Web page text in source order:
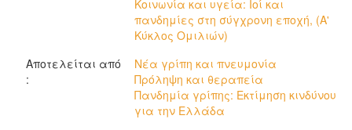
Κοινωνία και υγεία: Ioί και
πανδημίες στη σύγχρονη εποχή, (Α'
Κύκλος Ομιλιών)
Αποτελείται από
:
Νέα γρίπη και πνευμονία
Πρόληψη και θεραπεία
Πανδημία γρίπης: Εκτίμηση κινδύνου
για την Ελλάδα